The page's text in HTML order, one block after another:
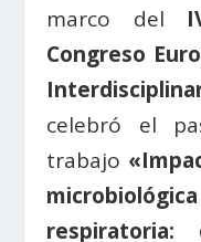
marco del
Congreso
celebró el
trabajo
respiratoria: